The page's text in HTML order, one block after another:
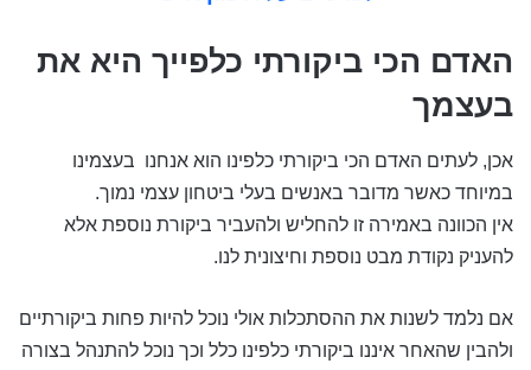
האדם הכי ביקורתי כלפייך היא את
בעצמך
אכן, לעתים האדם הכי ביקורתי כלפינו הוא אנחנו בעצמינו
במיוחד כאשר מדובר באנשים בעלי ביטחון עצמי נמוך.
אין הכוונה באמירה זו להחליש ולהעביר ביקורת נוספת אלא
להעניק נקודת מבט נוספת וחיצונית לנו.
אם נלמד לשנות את ההסתכלות אולי נוכל להיות פחות ביקורתיים
ולהבין שהאחר איננו ביקורתי כלפינו כלל וכך נוכל להתנהל בצורה